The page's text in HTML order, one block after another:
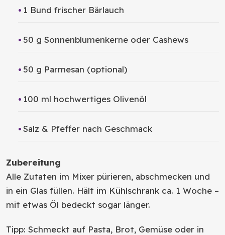
1 Bund frischer Bärlauch
50 g Sonnenblumenkerne oder Cashews
50 g Parmesan (optional)
100 ml hochwertiges Olivenöl
Salz & Pfeffer nach Geschmack
Zubereitung
Alle Zutaten im Mixer pürieren, abschmecken und
in ein Glas füllen. Hält im Kühlschrank ca. 1 Woche –
mit etwas Öl bedeckt sogar länger.
Tipp: Schmeckt auf Pasta, Brot, Gemüse oder in